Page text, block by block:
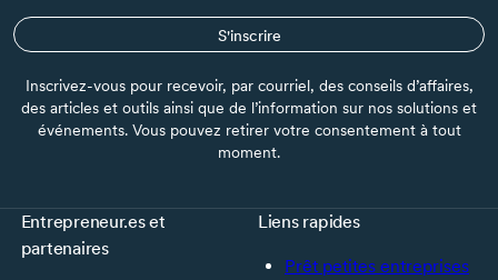
S'inscrire
Inscrivez-vous pour recevoir, par courriel, des conseils d’affaires,
des articles et outils ainsi que de l’information sur nos solutions et
événements. Vous pouvez retirer votre consentement à tout
moment.
Entrepreneur.es et
partenaires
Liens rapides
Prêt petites entreprises